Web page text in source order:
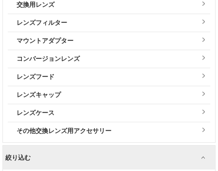
交換用レンズ
レンズフィルター
マウントアダプター
コンバージョンレンズ
レンズフード
レンズキャップ
レンズケース
その他交換レンズ用アクセサリー
絞り込む